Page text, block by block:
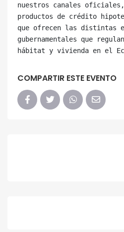
nuestros canales
productos de crédito
que ofrecen las distintas
gubernamentales que
COMPARTIR ESTE EVENTO